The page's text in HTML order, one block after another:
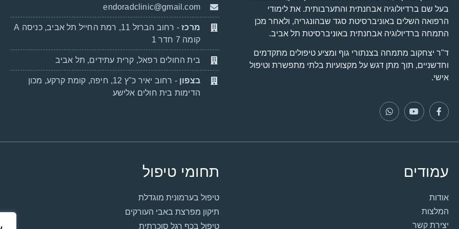
בעל שם ברדיולוגיה אבחנתית והתערבותית. את לימודי
הרפואה השלים באוניברסיטת סגד שבהונגריה, ולאחר מכן
התמחה ברדיולוגיה אבחנתית באוניברסיטת תל אביב.
ד"ר יצחקוב מתמחה בצנתורי גוף ומציע טיפולים מתקדמים
וחדשניים, תוך מתן דגש על מקצועיות בלתי מתפשרת וטיפול
אישי.
endoradclinic@gmail.com
מרכז
- רחוב הברזל 11, רמת החייל תל אביב, כניסה A
קומה 7 חדר 1
בית החולים רפאל, קרית עתידים, תל אביב
בצפון
- רחוב יאיר כ"ץ 12, חיפה, קומת קרקע, מכון
הדימות בית חולים אלישע
עמודים
אודות
המלצות
יצירת קשר
תחומי טיפול
טיפול בערמונית מוגדלת
תיקון מפרצת באבי העורקים
טיפול בכף רגל סוכרתית